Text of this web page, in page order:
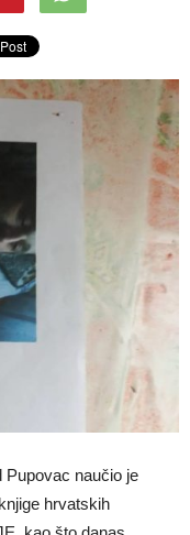
Pupovac naučio je
hrvatskih